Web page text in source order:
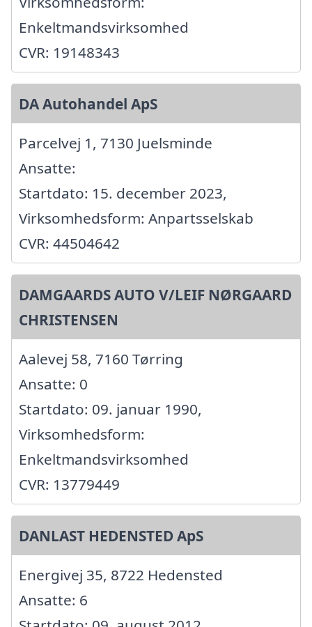
Enkeltmandsvirksomhed
CVR: 19148343
DA Autohandel ApS
Parcelvej 1, 7130 Juelsminde
Ansatte:
Startdato: 15. december 2023,
Virksomhedsform: Anpartsselskab
CVR: 44504642
DAMGAARDS AUTO V/LEIF NØRGAARD
CHRISTENSEN
Aalevej 58, 7160 Tørring
Ansatte: 0
Startdato: 09. januar 1990,
Virksomhedsform:
Enkeltmandsvirksomhed
CVR: 13779449
DANLAST HEDENSTED ApS
Energivej 35, 8722 Hedensted
Ansatte: 6